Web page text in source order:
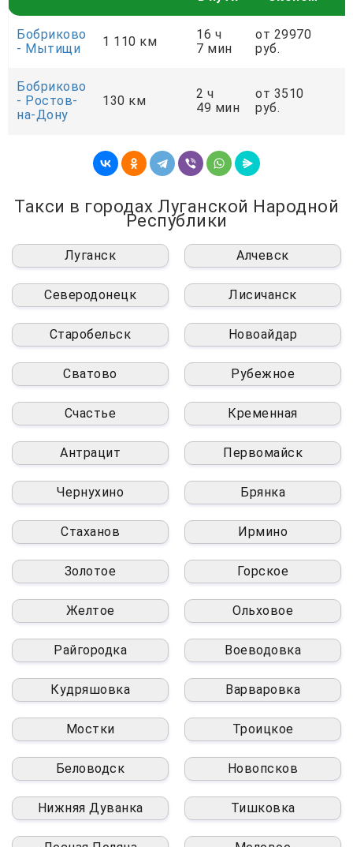
Бобриково
- Мытищи
1 110 км
16 ч
7 мин
от 29970
руб.
Бобриково
- Ростов-
на-Дону
130 км
2 ч
49 мин
от 3510
руб.
Такси в городах Луганской Народной
Республики
Луганск Алчевск
Северодонецк Лисичанск
Старобельск Новоайдар
Сватово Рубежное
Счастье Кременная
Антрацит Первомайск
Чернухино Брянка
Стаханов Ирмино
Золотое Горское
Желтое Ольховое
Райгородка Воеводовка
Кудряшовка Варваровка
Мостки Троицкое
Беловодск Новопсков
Нижняя Дуванка Тишковка